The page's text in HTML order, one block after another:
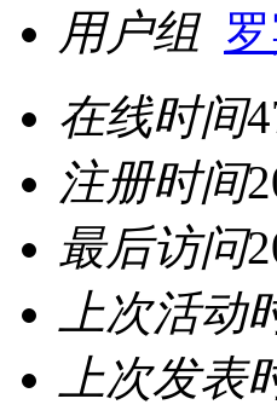
用户组
在线时间
注册时间
最后访问
上次活动
上次发表